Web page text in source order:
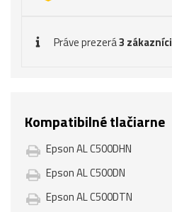
Práve prezerá3 zákazníci
Kompatibilné tlačiarne
Epson AL C500DHN
Epson AL C500DN
Epson AL C500DTN